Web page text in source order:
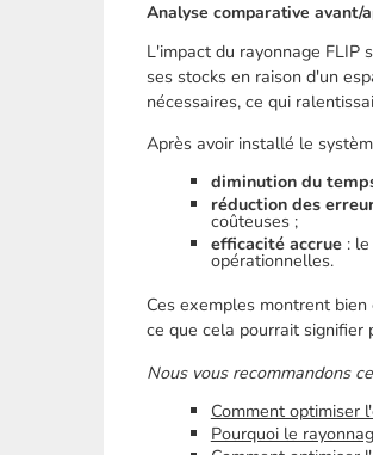
Analyse comparative avant/
L'impact du rayonnage FLIP
ses stocks en raison d'un
nécessaires, ce qui
Après avoir installé le
diminution du
réduction des
coûteuses ;
efficacité accrue: le
opérationnelles.
Ces exemples montrent
ce que cela pourrait signifier
Nous vous recommandons
Comment optimiser
Pourquoi le